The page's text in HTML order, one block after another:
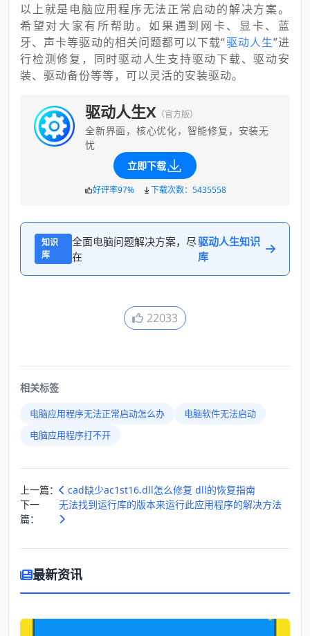
以上就是电脑应用程序无法正常启动的解决方案。
希望对大家有所帮助。如果遇到网卡、显卡、蓝
牙、声卡等驱动的相关问题都可以下载“驱动人生”进
行检测修复，同时驱动人生支持驱动下载、驱动安
装、驱动备份等等，可以灵活的安装驱动。
驱动人生X （官方版）
全新界面，核心优化，智能修复，安装无
忧
立即下载
好评率97% 下载次数：5435558
知识
库
全面电脑问题解决方案，尽
在
驱动人生知识
库
22033
相关标签
电脑应用程序无法正常启动怎么办
电脑软件无法启动
电脑应用程序打不开
上一篇：
cad缺少ac1st16.dll怎么修复 dll的恢复指南
下一
篇：
无法找到运行库的版本来运行此应用程序的解决方法
最新资讯